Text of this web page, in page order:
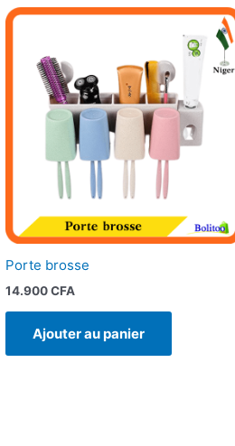
Porte brosse
14.900CFA
Ajouter au panier